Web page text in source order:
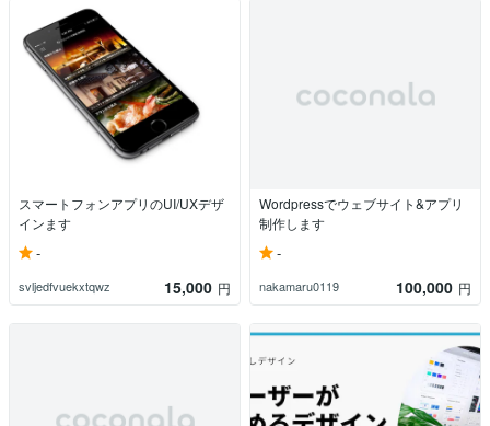
スマートフォンアプリのUI/UXデザ
インます
-
svljedfvuekxtqwz 15,000 円
Wordpressでウェブサイト&アプリ
制作します
-
nakamaru0119 100,000 円